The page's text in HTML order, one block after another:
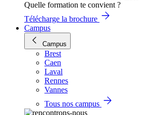
Quelle formation te convient ?
Télécharge la brochure
Campus
Campus
Brest
Caen
Laval
Rennes
Vannes
Tous nos campus